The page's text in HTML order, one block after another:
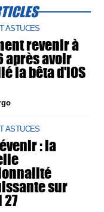
ASTUCES
revenir à
après avoir
la bêta d'iOS
ASTUCES
: la
sur